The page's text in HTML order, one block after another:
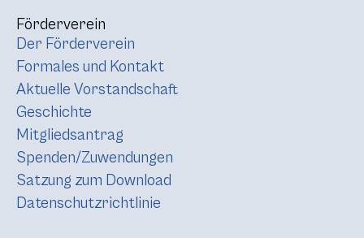
Förderverein
Der Förderverein
Formales und Kontakt
Aktuelle Vorstandschaft
Geschichte
Mitgliedsantrag
Spenden/Zuwendungen
Satzung zum Download
Datenschutzrichtlinie